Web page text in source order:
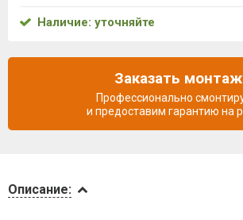
Описание:
Наличие: уточняйте
Заказать монтаж
Профессионально
и предоставим гарантию на